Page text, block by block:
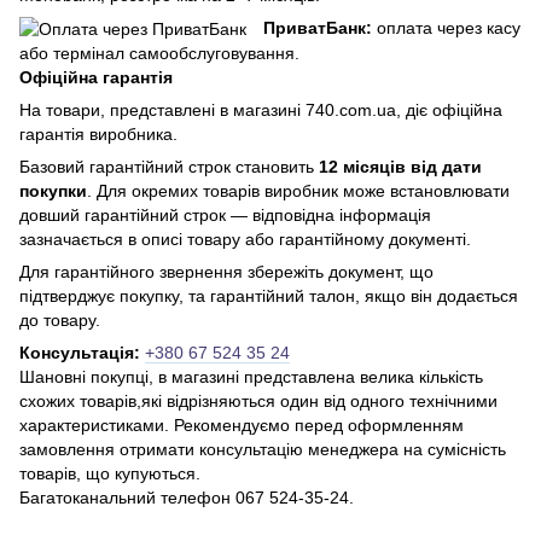
ПриватБанк: оплата через касу
або термінал самообслуговування.
Офіційна гарантія
На товари, представлені в магазині 740.com.ua, діє офіційна
гарантія виробника.
Базовий гарантійний строк становить 12 місяців від дати
покупки . Для окремих товарів виробник може встановлювати
довший гарантійний строк — відповідна інформація
зазначається в описі товару або гарантійному документі.
Для гарантійного звернення збережіть документ, що
підтверджує покупку, та гарантійний талон, якщо він додається
до товару.
Консультація: +380 67 524 35 24
Шановні покупці, в магазині представлена ​​велика кількість
схожих товарів,які відрізняються один від одного технічними
характеристиками. Рекомендуємо перед оформленням
замовлення отримати консультацію менеджера на сумісність
товарів, що купуються.
Багатоканальний телефон 067 524-35-24.